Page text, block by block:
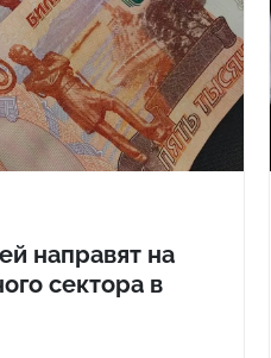
направят на
сектора в